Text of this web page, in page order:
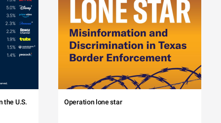
the U.S. Operation lone star